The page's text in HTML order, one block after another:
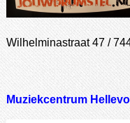
Wilhelminastraat 47 /
Muziekcentrum